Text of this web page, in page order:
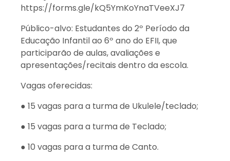
https://forms.gle/kQ5YmKoYnaTVeeXJ7
Público-alvo: Estudantes do 2º Período da
Educação Infantil ao 6º ano do EFII, que
participarão de aulas, avaliações e
apresentações/recitais dentro da escola.
Vagas oferecidas:
● 15 vagas para a turma de Ukulele/teclado;
● 15 vagas para a turma de Teclado;
● 10 vagas para a turma de Canto.